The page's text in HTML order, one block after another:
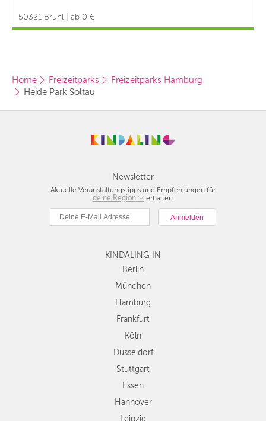
50321 Brühl | ab 0 €
Home Freizeitparks
Freizeitparks Hamburg
Heide Park Soltau
Newsletter
Aktuelle Veranstaltungstipps und Empfehlungen für
deine Region
Berlin
München
Hamburg
Köln
Düsseldorf
Stuttgart
Essen
Dresden
Nürnberg
Wien
Zürich
Andere
Regionen
erhalten.
KINDALING IN
Berlin
München
Hamburg
Frankfurt
Köln
Düsseldorf
Stuttgart
Essen
Hannover
Leipzig